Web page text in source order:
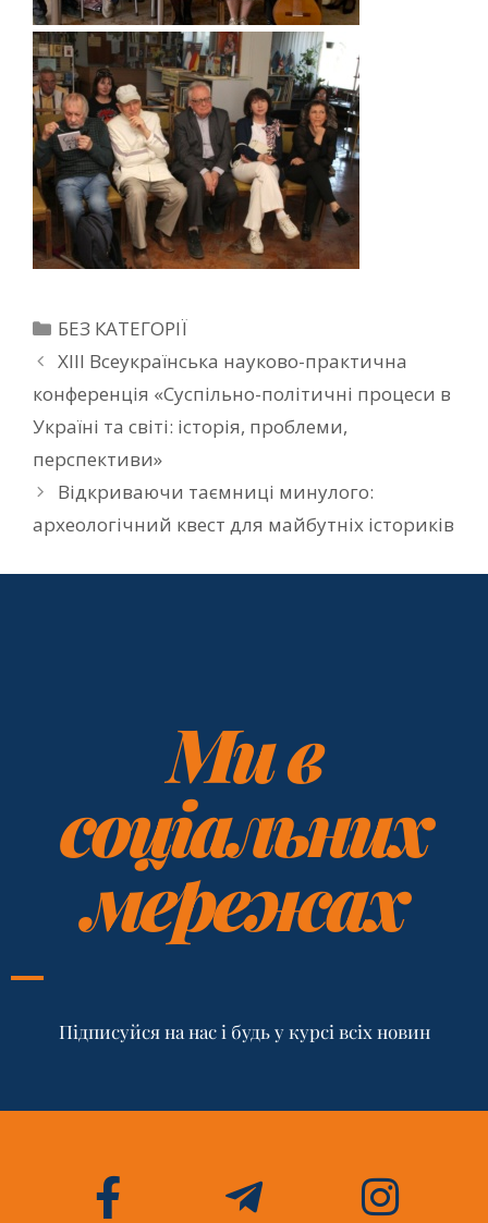
БЕЗ КАТЕГОРІЇ
XІІІ Всеукраїнська науково-практична
конференція «Суспільно-політичні процеси в
Україні та світі: історія, проблеми,
перспективи»
Відкриваючи таємниці минулого:
археологічний квест для майбутніх істориків
Ми в
соціальних
мережах
Підписуйся на нас і будь у курсі всіх новин